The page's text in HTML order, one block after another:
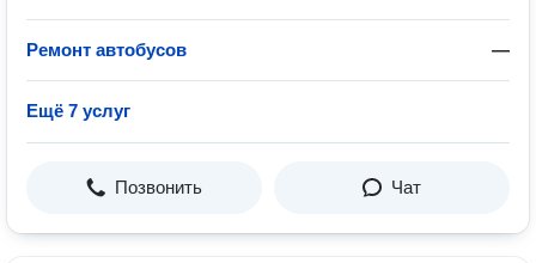
Ремонт автобусов —
Ещё 7 услуг
Позвонить Чат